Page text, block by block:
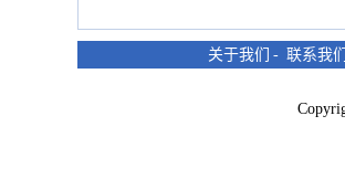
关于我们 - 联系我们